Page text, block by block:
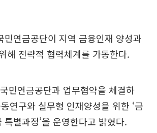
민연금공단이 지역 금융인재 양성과
해 전략적 협력체계를 가동한다.
민연금공단과 업무협약을 체결하
연구와 실무형 인재양성을 위한 ‘금
특별과정’을 운영한다고 밝혔다.